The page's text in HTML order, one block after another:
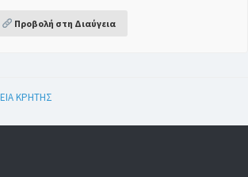
Προβολή στη Διαύγεια
ΚΡΗΤΗΣ